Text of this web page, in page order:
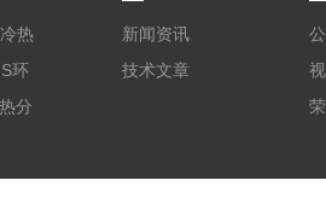
热
环
分
新闻资讯
技术文章